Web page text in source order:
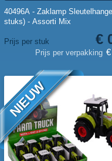
40496A - Zaklamp
stuks) - Assorti Mix
Prijs per stuk €
Prijs per verpakking
NIEUW